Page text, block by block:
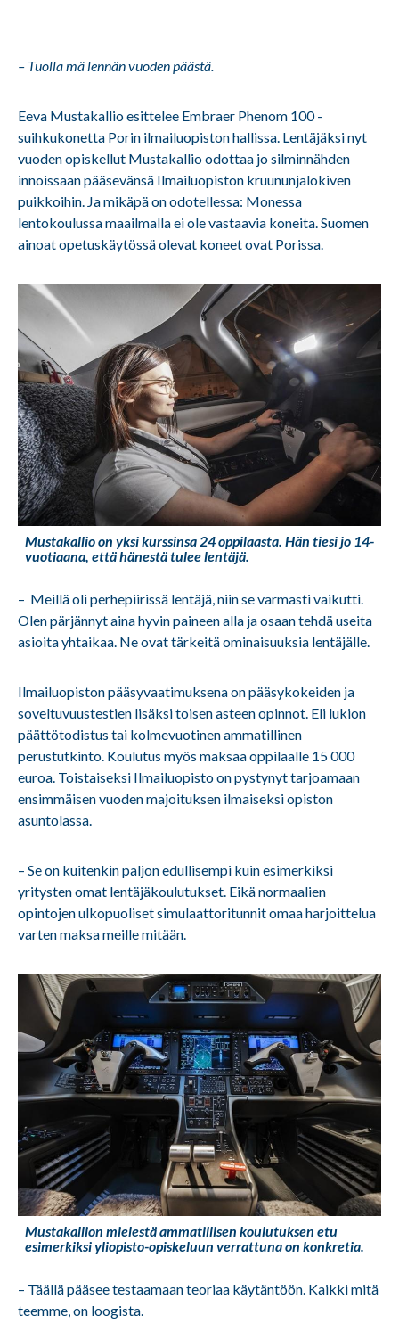
– Tuolla mä lennän vuoden päästä.
Eeva Mustakallio esittelee Embraer Phenom 100 -
suihkukonetta Porin ilmailuopiston hallissa. Lentäjäksi nyt
vuoden opiskellut Mustakallio odottaa jo silminnähden
innoissaan pääsevänsä Ilmailuopiston kruununjalokiven
puikkoihin. Ja mikäpä on odotellessa: Monessa
lentokoulussa maailmalla ei ole vastaavia koneita. Suomen
ainoat opetuskäytössä olevat koneet ovat Porissa.
Mustakallio on yksi kurssinsa 24 oppilaasta. Hän tiesi jo 14-
vuotiaana, että hänestä tulee lentäjä.
– Meillä oli perhepiirissä lentäjä, niin se varmasti vaikutti.
Olen pärjännyt aina hyvin paineen alla ja osaan tehdä useita
asioita yhtaikaa. Ne ovat tärkeitä ominaisuuksia lentäjälle.
Ilmailuopiston pääsyvaatimuksena on pääsykokeiden ja
soveltuvuustestien lisäksi toisen asteen opinnot. Eli lukion
päättötodistus tai kolmevuotinen ammatillinen
perustutkinto. Koulutus myös maksaa oppilaalle 15 000
euroa. Toistaiseksi Ilmailuopisto on pystynyt tarjoamaan
ensimmäisen vuoden majoituksen ilmaiseksi opiston
asuntolassa.
– Se on kuitenkin paljon edullisempi kuin esimerkiksi
yritysten omat lentäjäkoulutukset. Eikä normaalien
opintojen ulkopuoliset simulaattoritunnit omaa harjoittelua
varten maksa meille mitään.
Mustakallion mielestä ammatillisen koulutuksen etu
esimerkiksi yliopisto-opiskeluun verrattuna on konkretia.
– Täällä pääsee testaamaan teoriaa käytäntöön. Kaikki mitä
teemme, on loogista.